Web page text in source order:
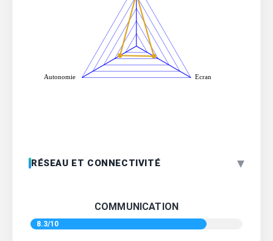
RÉSEAU ET CONNECTIVITÉ ▾
COMMUNICATION
8.3/10